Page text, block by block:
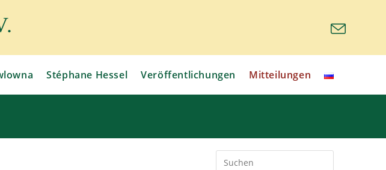
Stéphane Hessel Veröffentlichungen Mitteilungen